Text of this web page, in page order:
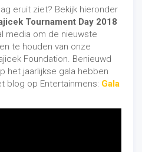
eruit ziet? Bekijk hieronder
Tournament Day 2018
media om de nieuwste
te houden van onze
Foundation. Benieuwd
het jaarlijkse gala hebben
blog op Entertainmens: Gala